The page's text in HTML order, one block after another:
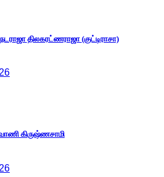
திலகரட்ணராஜா (குட்டிராசா)
கிருஷ்ணசாமி